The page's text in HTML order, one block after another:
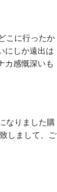
こに行ったか
にしか遠出は
カ感慨深いも
なりました購
しまして、ご